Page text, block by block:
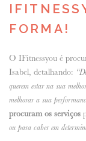
FORMA!
O IFitnessyou é
Isabel, detalhando:
querem estar na sua
melhorar a sua
procuram os serviços
ou para caber em